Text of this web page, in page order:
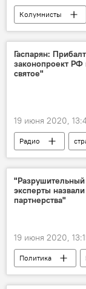
Колумнисты
Даля Грибаускайте
президент Литвы
Гаспарян:
законопроект РФ
святое"
19 июня 2020,
Радио
законопроект
эксперты
партнерства"
19 июня 2020,
Политика
Армения